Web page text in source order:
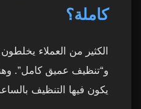
كاملة؟
الكثير من العملاء
و“تنظيف عميق كامل”.
يكون فيها التنظيف